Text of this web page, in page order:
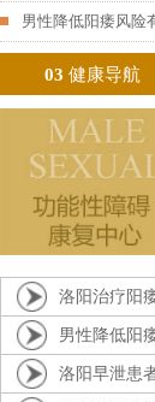
男性降低阳痿风险
03 健康导航
洛阳治疗阳
男性降低阳
洛阳早泄患